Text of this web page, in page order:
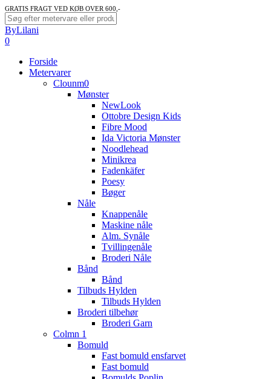
Skip
to
main
content
GRATIS FRAGT VED KØB OVER 600,-
Close
Search
ByLilani
search
account
0
Forside
Metervarer
Clounm0
Mønster
NewLook
Ottobre Design Kids
Fibre Mood
Ida Victoria Mønster
Noodlehead
Minikrea
Fadenkäfer
Poesy
Bøger
Nåle
Knappenåle
Maskine nåle
Alm. Synåle
Tvillingenåle
Broderi Nåle
Bånd
Bånd
Tilbuds Hylden
Tilbuds Hylden
Broderi tilbehør
Broderi Garn
Colmn 1
Bomuld
Fast bomuld ensfarvet
Fast bomuld